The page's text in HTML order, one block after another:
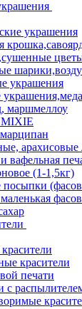
украшения
украшения
маршмеллоу
арахисовые
вафельная
(1-1,5кг)
красители
печати
с